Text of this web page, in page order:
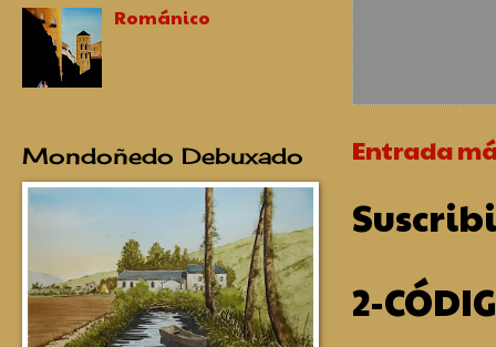
Entrada
2-
Románico
Mondoñedo Debuxado